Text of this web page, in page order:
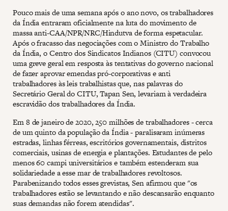
Pouco mais de uma semana após o ano novo, os trabalhadores
da Índia entraram oficialmente na luta do movimento de
massa anti-CAA/NPR/NRC/Hindutva de forma espetacular.
Após o fracasso das negociações com o Ministro do Trabalho
da Índia, o Centro dos Sindicatos Indianos (CITU) convocou
uma greve geral em resposta às tentativas do governo nacional
de fazer aprovar emendas pró-corporativas e anti
trabalhadores às leis trabalhistas que, nas palavras do
Secretário Geral do CITU, Tapan Sen, levariam à verdadeira
escravidão dos trabalhadores da Índia.
Em 8 de janeiro de 2020, 250 milhões de trabalhadores - cerca
de um quinto da população da Índia - paralisaram inúmeras
estradas, linhas férreas, escritórios governamentais, distritos
comerciais, usinas de energia e plantações. Estudantes de pelo
menos 60 campi universitários e também estenderam sua
solidariedade a esse mar de trabalhadores revoltosos.
Parabenizando todos esses grevistas, Sen afirmou que "os
trabalhadores estão se levantando e não descansarão enquanto
suas demandas não forem atendidas".